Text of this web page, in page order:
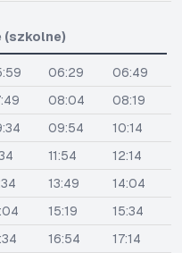
(szkolne)
06:29
06:49
08:04
08:19
09:54
10:14
11:54
12:14
13:49
14:04
15:19
15:34
16:54
17:14